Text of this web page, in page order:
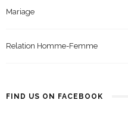
Mariage
Relation Homme-Femme
FIND US ON FACEBOOK